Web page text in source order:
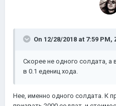
On 12/28/2018 at 7:59 PM,
Скорее не одного солдата, а
в 0.1 едениц хода.
Нее, именно одного солдата. К